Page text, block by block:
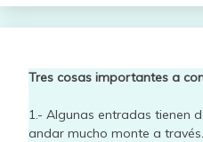
Tres cosas importantes a
1.- Algunas entradas tienen
andar mucho monte a través.